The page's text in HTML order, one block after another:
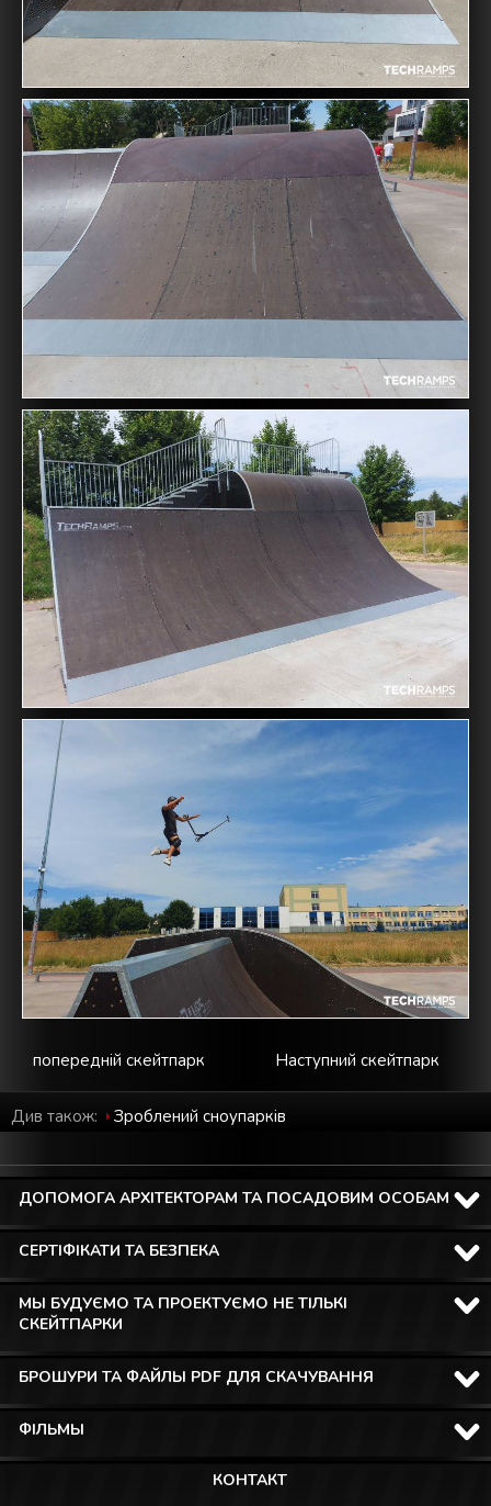
Наступний скейтпарк
попередній скейтпарк
Див також: Зроблений cноупарків
ДОПОМОГА АРХІТЕКТОРАМ ТА ПОСАДОВИМ ОСОБАМ
СЕРТІФІКАТИ ТА БЕЗПЕКА
МЫ БУДУЄМО ТА ПРОЕКТУЄМО НЕ ТІЛЬКІ
СКЕЙТПАРКИ
БРОШУРИ ТА ФАЙЛЫ PDF ДЛЯ СКАЧУВАННЯ
ФІЛЬМЫ
КОНТАКТ